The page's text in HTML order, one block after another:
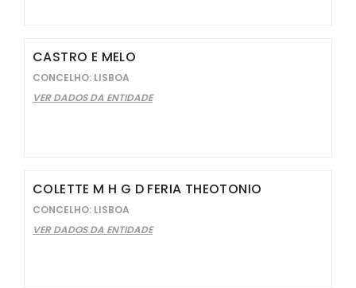
CASTRO E MELO
CONCELHO: LISBOA
VER DADOS DA ENTIDADE
COLETTE M H G D FERIA THEOTONIO
CONCELHO: LISBOA
VER DADOS DA ENTIDADE